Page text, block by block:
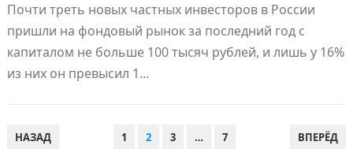
Почти треть новых частных инвесторов в России
пришли на фондовый рынок за последний год с
капиталом не больше 100 тысяч рублей, и лишь у 16%
из них он превысил 1…
ПАГИНАЦИЯ
НАЗАД 1 2 3 … 7 ВПЕРЁД